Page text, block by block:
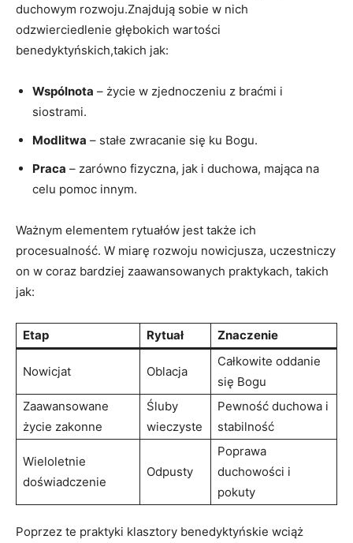
duchowym rozwoju.Znajdują sobie w nich
odzwierciedlenie głębokich wartości
benedyktyńskich,takich jak:
Wspólnota – życie w zjednoczeniu z braćmi i
siostrami.
Modlitwa – stałe zwracanie się ku Bogu.
Praca – zarówno fizyczna, jak i duchowa, mająca na
celu pomoc innym.
Ważnym elementem rytuałów jest także ich
procesualność. W miarę rozwoju nowicjusza,‌ uczestniczy
on w coraz bardziej zaawansowanych praktykach, takich
jak:
Etap Rytuał Znaczenie
Nowicjat Oblacja
Całkowite⁤ oddanie
się Bogu
Zaawansowane
życie zakonne
Śluby
wieczyste
Pewność duchowa i‍
stabilność
Wieloletnie
doświadczenie
Odpusty
Poprawa
duchowości i
pokuty
Poprzez te praktyki klasztory benedyktyńskie wciąż